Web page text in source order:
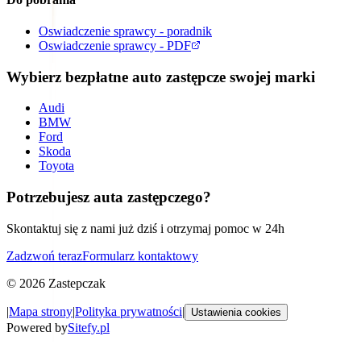
Oswiadczenie sprawcy - poradnik
Oswiadczenie sprawcy - PDF
Wybierz bezpłatne auto zastępcze swojej marki
Audi
BMW
Ford
Skoda
Toyota
Potrzebujesz auta zastępczego?
Skontaktuj się z nami już dziś i otrzymaj pomoc w 24h
Zadzwoń terazFormularz kontaktowy
© 2026 Zastepczak
|Mapa strony|Polityka prywatności| Ustawienia cookies
Powered bySitefy.pl